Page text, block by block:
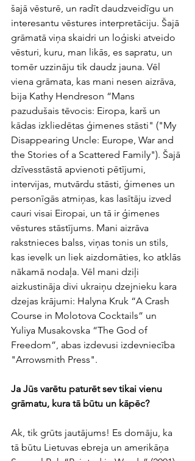
šajā vēsturē, un radīt daudzveidīgu un
interesantu vēstures interpretāciju. Šajā
grāmatā viņa skaidri un loģiski atveido
vēsturi, kuru, man likās, es sapratu, un
tomēr uzzināju tik daudz jauna. Vēl
viena grāmata, kas mani nesen aizrāva,
bija Kathy Hendreson “Mans
pazudušais tēvocis: Eiropa, karš un
kādas izkliedētas ģimenes stāsti" ("My
Disappearing Uncle: Europe, War and
the Stories of a Scattered Family"). Šajā
dzīvesstāstā apvienoti pētījumi,
intervijas, mutvārdu stāsti, ģimenes un
personīgās atmiņas, kas lasītāju izved
cauri visai Eiropai, un tā ir ģimenes
vēstures stāstījums. Mani aizrāva
rakstnieces balss, viņas tonis un stils,
kas ievelk un liek aizdomāties, ko atklās
nākamā nodaļa. Vēl mani dziļi
aizkustināja divi ukraiņu dzejnieku kara
dzejas krājumi: Halyna Kruk “A Crash
Course in Molotova Cocktails” un
Yuliya Musakovska “The God of
Freedom”, abas izdevusi izdevniecība
"Arrowsmith Press".
Ja Jūs varētu paturēt sev tikai vienu
grāmatu, kura tā būtu un kāpēc?
Ak, tik grūts jautājums! Es domāju, ka
tā būtu Lietuvas ebreja un amerikāņa